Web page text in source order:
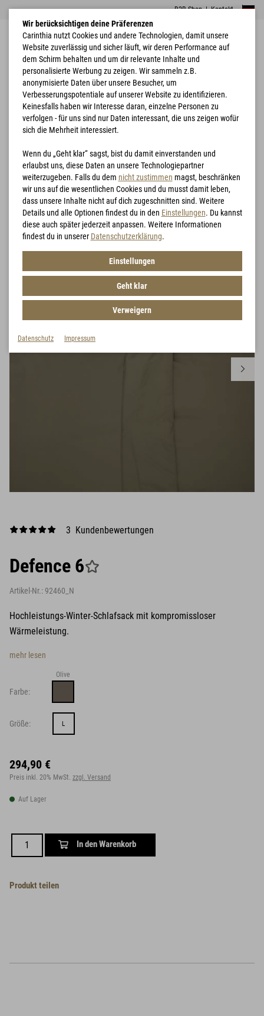
B2B Shop|Kontakt
Home Schlafsäcke Defence 6
3 Kundenbewertungen
Defence 6
Artikel-Nr.: 92460_N
Hochleistungs-Winter-Schlafsack mit kompromissloser
Wärmeleistung.
mehr lesen
Farbe:
Olive
Größe: L
294,90 €
Preis inkl. 20% MwSt. zzgl. Versand
Auf Lager
In den Warenkorb
Produkt teilen
Wir berücksichtigen deine Präferenzen
Carinthia nutzt Cookies und andere Technologien, damit unsere
Website zuverlässig und sicher läuft, wir deren Performance auf
dem Schirm behalten und um dir relevante Inhalte und
personalisierte Werbung zu zeigen. Wir sammeln z.B.
anonymisierte Daten über unsere Besucher, um
Verbesserungspotentiale auf unserer Website zu identifizieren.
Keinesfalls haben wir Interesse daran, einzelne Personen zu
verfolgen - für uns sind nur Daten interessant, die uns zeigen wofür
sich die Mehrheit interessiert.
Wenn du „Geht klar“ sagst, bist du damit einverstanden und
erlaubst uns, diese Daten an unsere Technologiepartner
weiterzugeben. Falls du dem nicht zustimmen magst, beschränken
wir uns auf die wesentlichen Cookies und du musst damit leben,
dass unsere Inhalte nicht auf dich zugeschnitten sind. Weitere
Details und alle Optionen findest du in den Einstellungen. Du kannst
diese auch später jederzeit anpassen. Weitere Informationen
findest du in unserer Datenschutzerklärung.
Einstellungen
Geht klar
Verweigern
Datenschutz Impressum